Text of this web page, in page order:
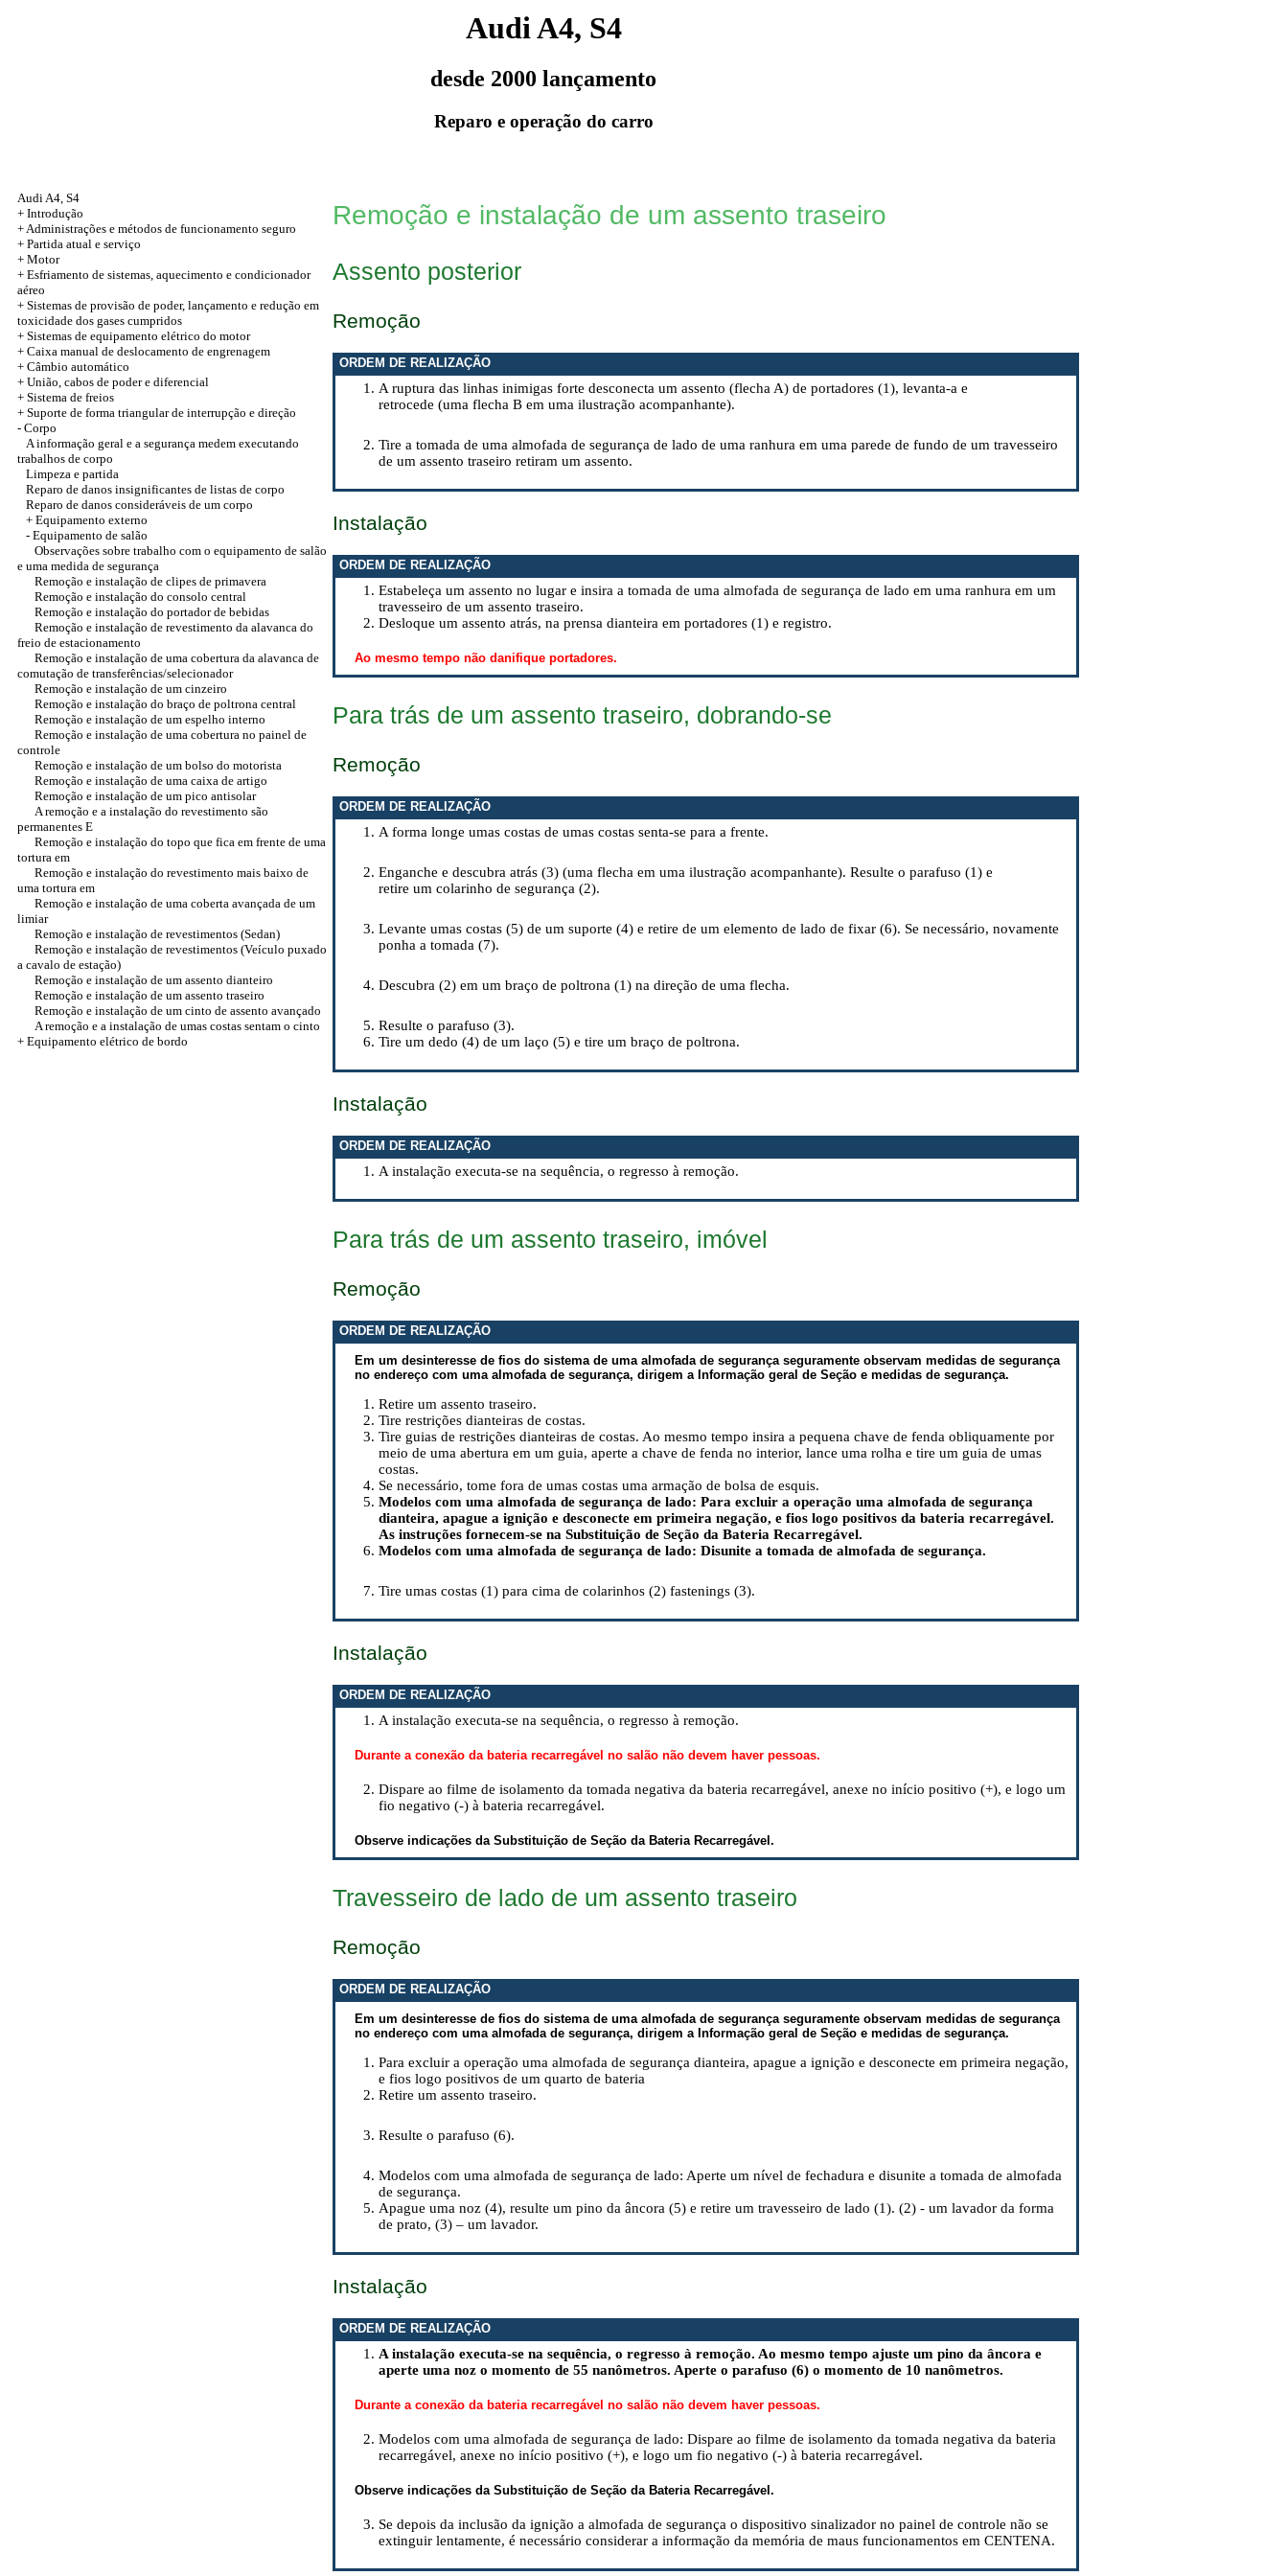
Audi A4, S4
desde 2000 lançamento
Reparo e operação do carro
Audi A4, S4
+ Introdução
+Administrações e métodos de funcionamento seguro
+ Partida atual e serviço
+ Motor
+ Esfriamento de sistemas, aquecimento e condicionador
aéreo
+ Sistemas de provisão de poder, lançamento e redução em
toxicidade dos gases cumpridos
+ Sistemas de equipamento elétrico do motor
+ Caixa manual de deslocamento de engrenagem
+ Câmbio automático
+ União, cabos de poder e diferencial
+ Sistema de freios
+ Suporte de forma triangular de interrupção e direção
- Corpo
A informação geral e a segurança medem executando
trabalhos de corpo
Limpeza e partida
Reparo de danos insignificantes de listas de corpo
Reparo de danos consideráveis de um corpo
+ Equipamento externo
- Equipamento de salão
Observações sobre trabalho com o equipamento de salão
e uma medida de segurança
Remoção e instalação de clipes de primavera
Remoção e instalação do consolo central
Remoção e instalação do portador de bebidas
Remoção e instalação de revestimento da alavanca do
freio de estacionamento
Remoção e instalação de uma cobertura da alavanca de
comutação de transferências/selecionador
Remoção e instalação de um cinzeiro
Remoção e instalação do braço de poltrona central
Remoção e instalação de um espelho interno
Remoção e instalação de uma cobertura no painel de
controle
Remoção e instalação de um bolso do motorista
Remoção e instalação de uma caixa de artigo
Remoção e instalação de um pico antisolar
A remoção e a instalação do revestimento são
permanentes E
Remoção e instalação do topo que fica em frente de uma
tortura em
Remoção e instalação do revestimento mais baixo de
uma tortura em
Remoção e instalação de uma coberta avançada de um
limiar
Remoção e instalação de revestimentos (Sedan)
Remoção e instalação de revestimentos (Veículo puxado
a cavalo de estação)
Remoção e instalação de um assento dianteiro
Remoção e instalação de um assento traseiro
Remoção e instalação de um cinto de assento avançado
A remoção e a instalação de umas costas sentam o cinto
+ Equipamento elétrico de bordo
Remoção e instalação de um assento traseiro
Assento posterior
Remoção
ORDEM DE REALIZAÇÃO
A ruptura das linhas inimigas forte desconecta um assento (flecha A) de portadores (1), levanta-a e
retrocede (uma flecha B em uma ilustração acompanhante).
Tire a tomada de uma almofada de segurança de lado de uma ranhura em uma parede de fundo de um travesseiro
de um assento traseiro retiram um assento.
Instalação
ORDEM DE REALIZAÇÃO
Estabeleça um assento no lugar e insira a tomada de uma almofada de segurança de lado em uma ranhura em um
travesseiro de um assento traseiro.
Desloque um assento atrás, na prensa dianteira em portadores (1) e registro.
Ao mesmo tempo não danifique portadores.
Para trás de um assento traseiro, dobrando-se
Remoção
ORDEM DE REALIZAÇÃO
A forma longe umas costas de umas costas senta-se para a frente.
Enganche e descubra atrás (3) (uma flecha em uma ilustração acompanhante). Resulte o parafuso (1) e
retire um colarinho de segurança (2).
Levante umas costas (5) de um suporte (4) e retire de um elemento de lado de fixar (6). Se necessário, novamente
ponha a tomada (7).
Descubra (2) em um braço de poltrona (1) na direção de uma flecha.
Resulte o parafuso (3).
Tire um dedo (4) de um laço (5) e tire um braço de poltrona.
Instalação
ORDEM DE REALIZAÇÃO
A instalação executa-se na sequência, o regresso à remoção.
Para trás de um assento traseiro, imóvel
Remoção
ORDEM DE REALIZAÇÃO
Em um desinteresse de fios do sistema de uma almofada de segurança seguramente observam medidas de segurança
no endereço com uma almofada de segurança, dirigem a Informação geral de Seção e medidas de segurança.
Retire um assento traseiro.
Tire restrições dianteiras de costas.
Tire guias de restrições dianteiras de costas. Ao mesmo tempo insira a pequena chave de fenda obliquamente por
meio de uma abertura em um guia, aperte a chave de fenda no interior, lance uma rolha e tire um guia de umas
costas.
Se necessário, tome fora de umas costas uma armação de bolsa de esquis.
Modelos com uma almofada de segurança de lado: Para excluir a operação uma almofada de segurança
dianteira, apague a ignição e desconecte em primeira negação, e fios logo positivos da bateria recarregável.
As instruções fornecem-se na Substituição de Seção da Bateria Recarregável.
Modelos com uma almofada de segurança de lado: Disunite a tomada de almofada de segurança.
Tire umas costas (1) para cima de colarinhos (2) fastenings (3).
Instalação
ORDEM DE REALIZAÇÃO
A instalação executa-se na sequência, o regresso à remoção.
Durante a conexão da bateria recarregável no salão não devem haver pessoas.
Dispare ao filme de isolamento da tomada negativa da bateria recarregável, anexe no início positivo (+), e logo um
fio negativo (-) à bateria recarregável.
Observe indicações da Substituição de Seção da Bateria Recarregável.
Travesseiro de lado de um assento traseiro
Remoção
ORDEM DE REALIZAÇÃO
Em um desinteresse de fios do sistema de uma almofada de segurança seguramente observam medidas de segurança
no endereço com uma almofada de segurança, dirigem a Informação geral de Seção e medidas de segurança.
Para excluir a operação uma almofada de segurança dianteira, apague a ignição e desconecte em primeira negação,
e fios logo positivos de um quarto de bateria
Retire um assento traseiro.
Resulte o parafuso (6).
Modelos com uma almofada de segurança de lado: Aperte um nível de fechadura e disunite a tomada de almofada
de segurança.
Apague uma noz (4), resulte um pino da âncora (5) e retire um travesseiro de lado (1). (2) - um lavador da forma
de prato, (3) – um lavador.
Instalação
ORDEM DE REALIZAÇÃO
A instalação executa-se na sequência, o regresso à remoção. Ao mesmo tempo ajuste um pino da âncora e
aperte uma noz o momento de 55 nanômetros. Aperte o parafuso (6) o momento de 10 nanômetros.
Durante a conexão da bateria recarregável no salão não devem haver pessoas.
Modelos com uma almofada de segurança de lado: Dispare ao filme de isolamento da tomada negativa da bateria
recarregável, anexe no início positivo (+), e logo um fio negativo (-) à bateria recarregável.
Observe indicações da Substituição de Seção da Bateria Recarregável.
Se depois da inclusão da ignição a almofada de segurança o dispositivo sinalizador no painel de controle não se
extinguir lentamente, é necessário considerar a informação da memória de maus funcionamentos em CENTENA.